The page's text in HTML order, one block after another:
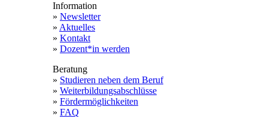
Information
» Newsletter
» Aktuelles
» Kontakt
» Dozent*in werden
Beratung
» Studieren neben dem Beruf
» Weiterbildungsabschlüsse
» Fördermöglichkeiten
» FAQ